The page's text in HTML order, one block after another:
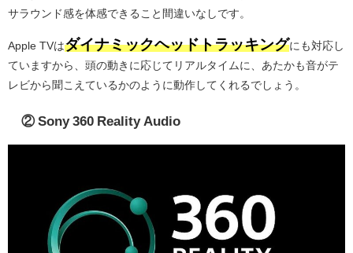
サラウンド感を体感できること間違いなしです。
Apple TVはダイナミックヘッドトラッキングにも対応し
ていますから、頭の動きに応じてリアルタイムに、あたかも音がテ
レビから聞こえているかのように動作してくれるでしょう。
② Sony 360 Reality Audio